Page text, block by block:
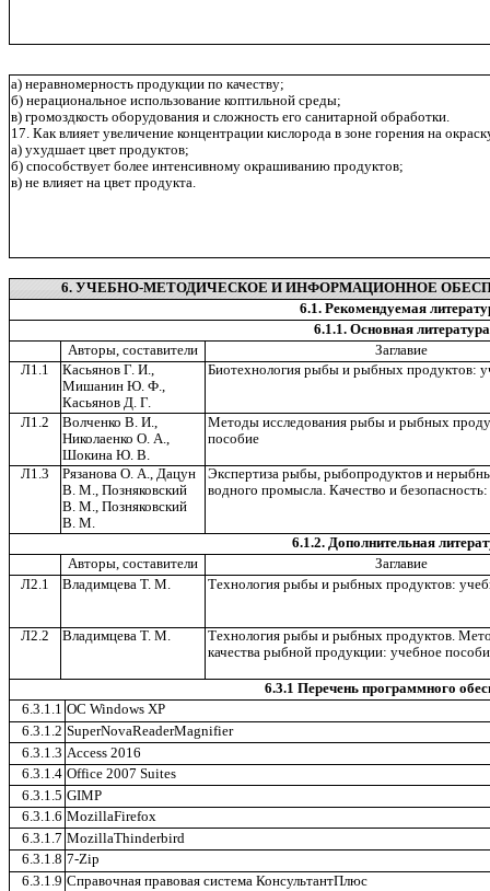
а) неравномерность продукции по качеству;
б) нерациональное использование коптильной среды;
в) громоздкость оборудования и сложность его санитарной обработки.
17. Как влияет увеличение концентрации кислорода в зоне горения на
а) ухудшает цвет продуктов;
б) способствует более интенсивному окрашиванию продуктов;
в) не влияет на цвет продукта.
6. УЧЕБНО-МЕТОДИЧЕСКОЕ И ИНФОРМАЦИОННОЕ
6.1. Рекомендуемая
6.1.1. Основная литература
Авторы, составители
Заглавие
Л1.1
Касьянов Г. И.,
Мишанин Ю. Ф.,
Касьянов Д. Г.
Биотехнология рыбы и рыбных продуктов:
Л1.2
Волченко В. И.,
Николаенко О. А.,
Шокина Ю. В.
Методы исследования рыбы и рыбных
пособие
Л1.3
Рязанова О. А., Дацун
В. М., Позняковский
В. М., Позняковский
В. М.
Экспертиза рыбы, рыбопродуктов и
водного промысла. Качество и
6.1.2. Дополнительная
Авторы, составители
Заглавие
Л2.1
Владимцева Т. М. Технология рыбы и рыбных продуктов:
Л2.2 Владимцева Т. М.
Технология рыбы и рыбных продуктов.
качества рыбной продукции: учебное
6.3.1 Перечень программного
6.3.1.1 ОС Windows XP
6.3.1.2 SuperNovaReaderMagnifier
6.3.1.3 Access 2016
6.3.1.4 Office 2007 Suites
6.3.1.5 GIMP
6.3.1.6 MozillaFirefox
6.3.1.7 MozillaThinderbird
6.3.1.8 7-Zip
6.3.1.9 Справочная правовая система КонсультантПлюс